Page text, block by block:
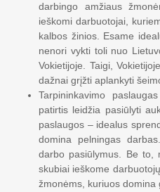
darbingo amžiaus
ieškomi darbuotojai,
kalbos žinios. Esame
nenori vykti toli nuo
Vokietijoje. Taigi,
dažnai grįžti aplankyti
Tarpininkavimo
patirtis leidžia pasiūlyti
paslaugos – idealus
domina pelningas
darbo pasiūlymus. Be to,
skubiai ieškome
žmonėms, kuriuos domina